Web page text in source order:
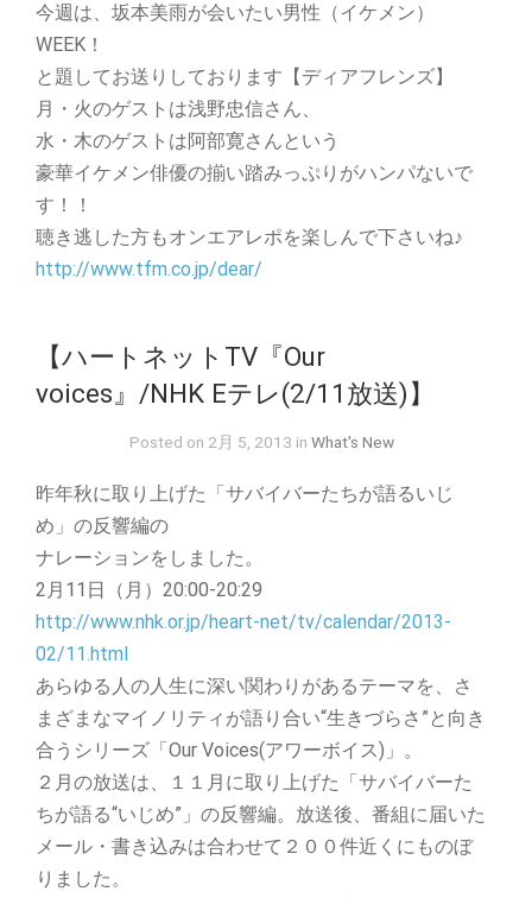
今週は、坂本美雨が会いたい男性（イケメン）
WEEK！
と題してお送りしております【ディアフレンズ】
月・火のゲストは浅野忠信さん、
水・木のゲストは阿部寛さんという
豪華イケメン俳優の揃い踏みっぷりがハンパないで
す！！
聴き逃した方もオンエアレポを楽しんで下さいね♪
http://www.tfm.co.jp/dear/
【ハートネットTV『Our
voices』/NHK Eテレ(2/11放送)】
Posted on 2月 5, 2013 in What's New
昨年秋に取り上げた「サバイバーたちが語るいじ
め」の反響編の
ナレーションをしました。
2月11日（月）20:00-20:29
http://www.nhk.or.jp/heart-net/tv/calendar/2013-
02/11.html
あらゆる人の人生に深い関わりがあるテーマを、さ
まざまなマイノリティが語り合い“生きづらさ”と向き
合うシリーズ「Our Voices(アワーボイス)」。
２月の放送は、１１月に取り上げた「サバイバーた
ちが語る“いじめ”」の反響編。放送後、番組に届いた
メール・書き込みは合わせて２００件近くにものぼ
りました。